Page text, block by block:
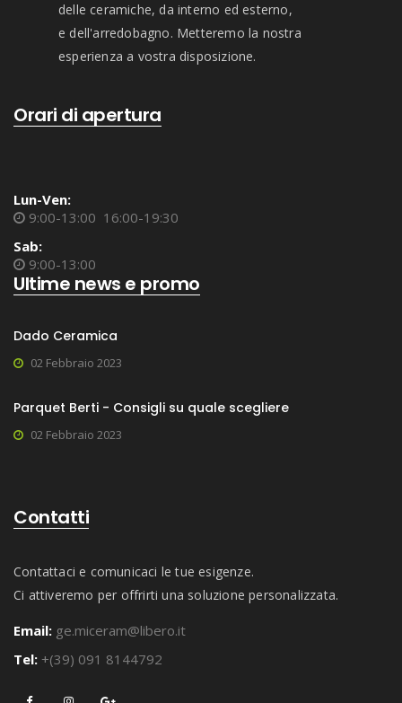
delle ceramiche, da interno ed esterno,
e dell'arredobagno. Metteremo la nostra
esperienza a vostra disposizione.
Orari di apertura
Lun-Ven:
9:00-13:00 16:00-19:30
Sab:
9:00-13:00
Ultime news e promo
Dado Ceramica
02 Febbraio 2023
Parquet Berti - Consigli su quale scegliere
02 Febbraio 2023
Contatti
Contattaci e comunicaci le tue esigenze.
Ci attiveremo per offrirti una soluzione personalizzata.
Email: ge.miceram@libero.it
Tel: +(39) 091 8144792